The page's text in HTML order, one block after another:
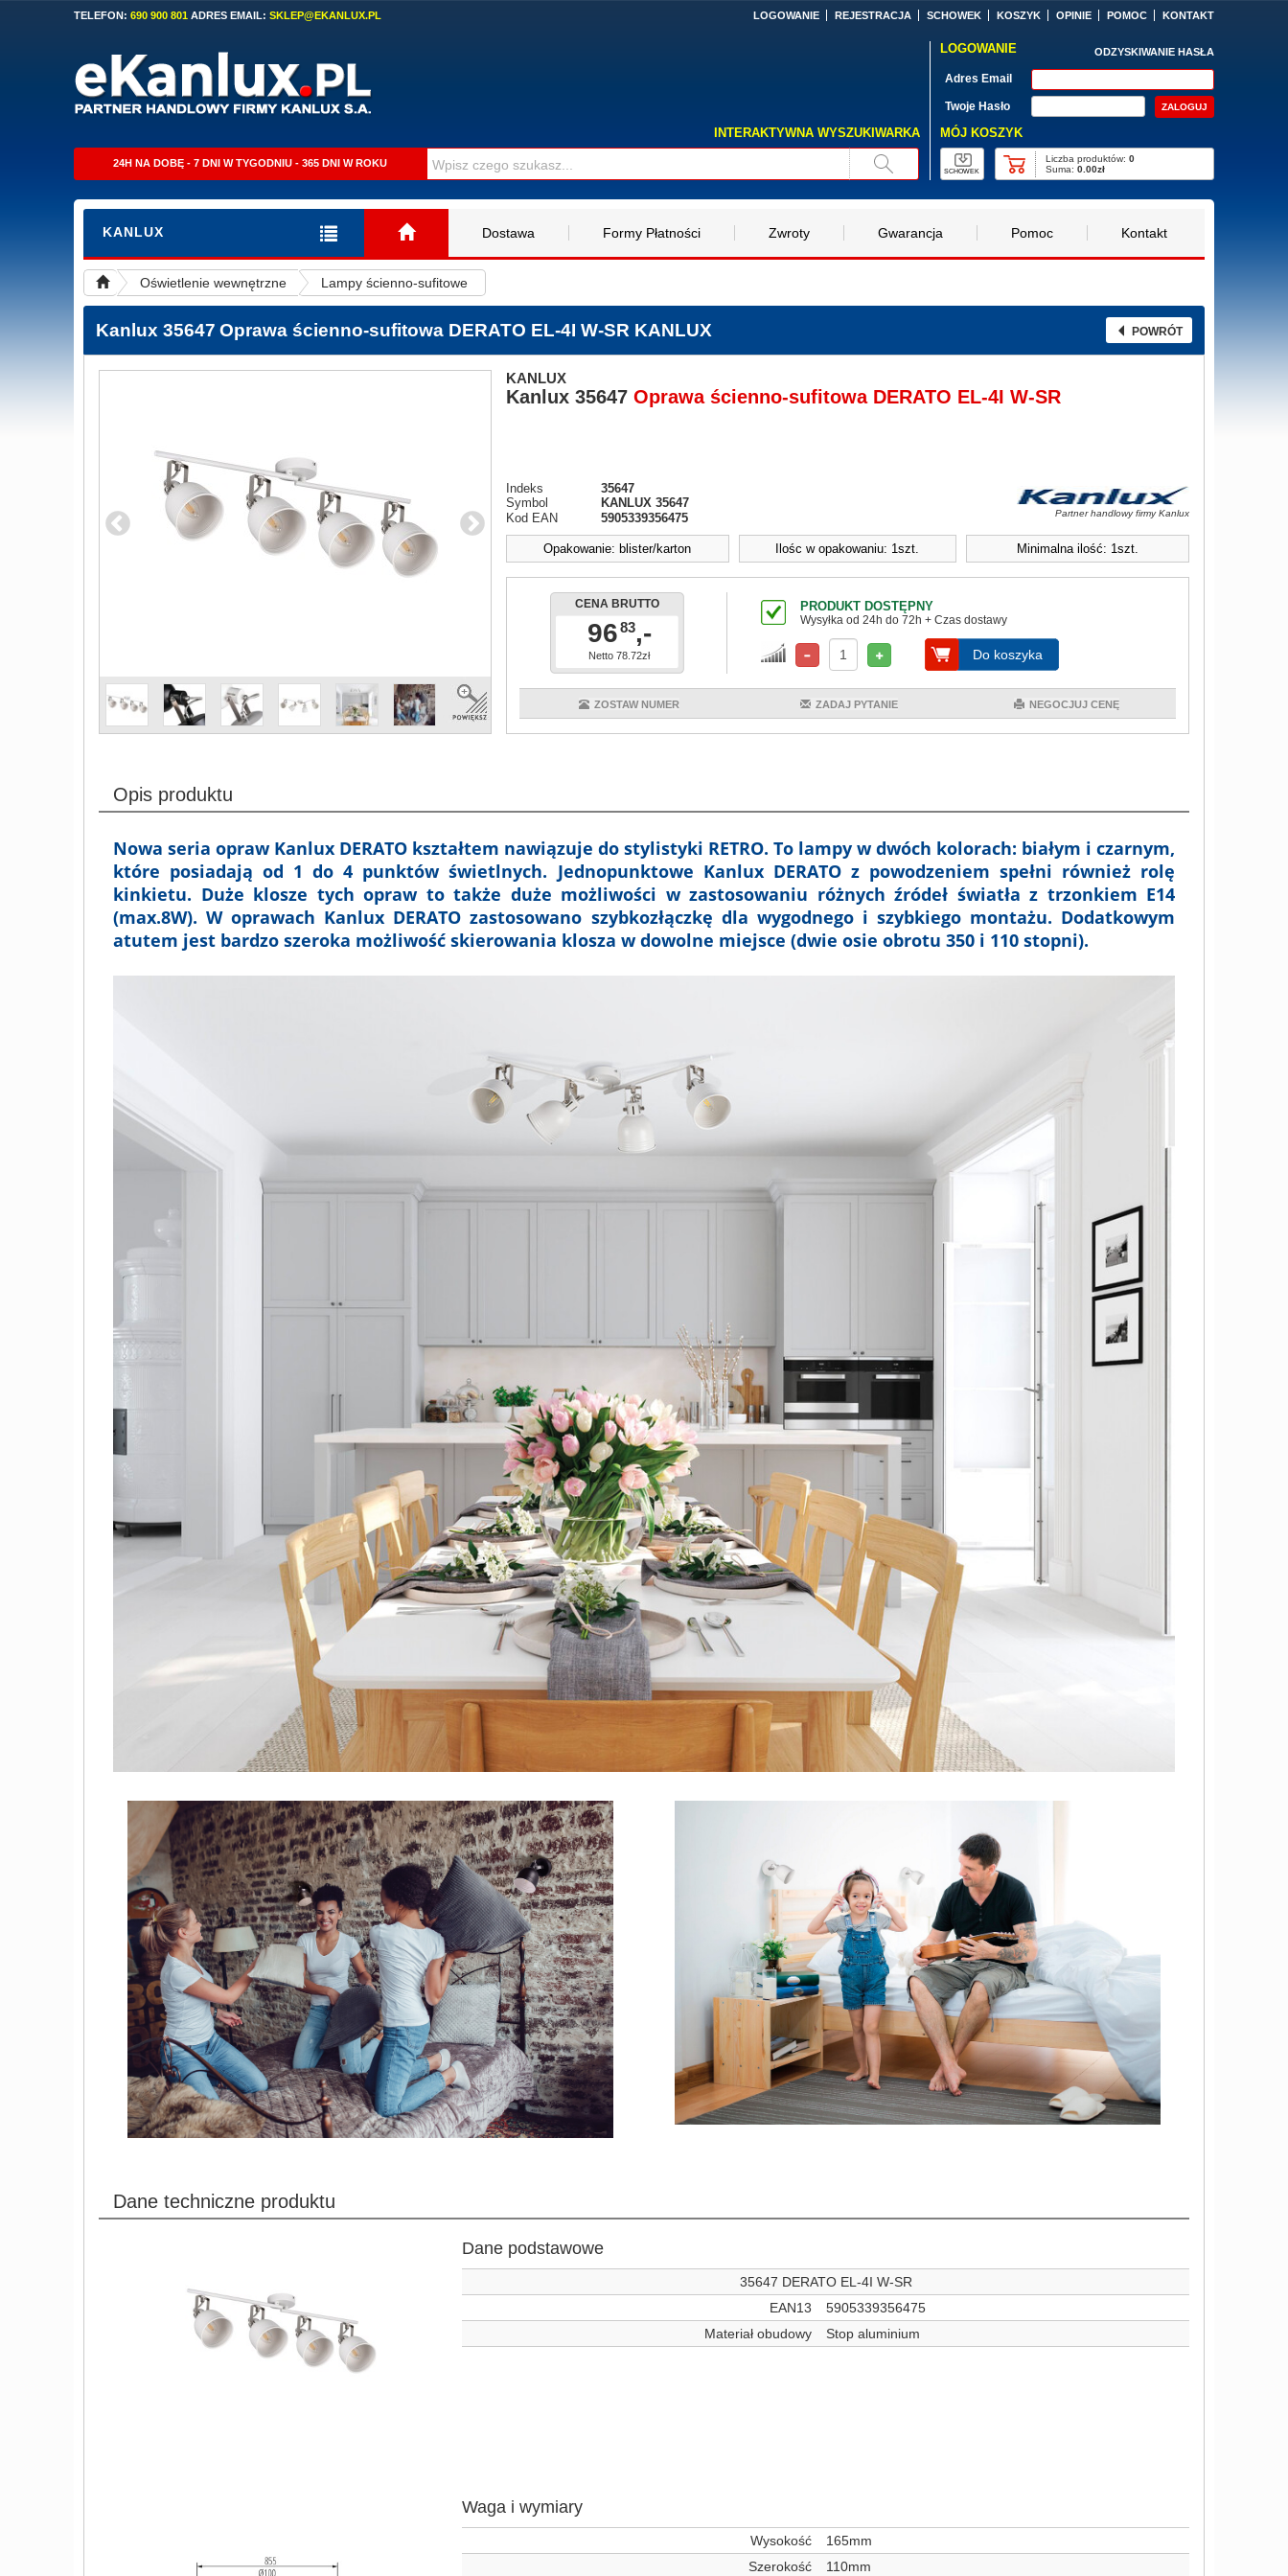
TELEFON: 690 900 801 ADRES EMAIL: SKLEP@EKANLUX.PL LOGOWANIE REJESTRACJA SCHOWEK KOSZYK OPINIE POMOC KONTAKT
INTERAKTYWNA WYSZUKIWARKA
24H NA DOBĘ - 7 DNI W TYGODNIU - 365 DNI W ROKU
LOGOWANIE ODZYSKIWANIE HASŁA
Adres Email
Twoje Hasło
MÓJ KOSZYK
SCHOWEK
Liczba produktów:0
Suma:0.00zł
KANLUX Dostawa Formy Płatności Zwroty Gwarancja Pomoc Kontakt
Oświetlenie wewnętrzne Lampy ścienno-sufitowe
Kanlux 35647 Oprawa ścienno-sufitowa DERATO EL-4I W-SR KANLUX POWRÓT
KANLUX
Kanlux 35647 Oprawa ścienno-sufitowa DERATO EL-4I W-SR
Indeks
35647
Symbol
KANLUX 35647
Kod EAN
5905339356475 Partner handlowy firmy Kanlux
Opakowanie: blister/karton Ilośc w opakowaniu: 1szt. Minimalna ilość: 1szt.
CENA BRUTTO
9683,-
Netto 78.72zł
PRODUKT DOSTĘPNY
Wysyłka od 24h do 72h + Czas dostawy
Do koszyka
ZOSTAW NUMER ZADAJ PYTANIE NEGOCJUJ CENĘ
Opis produktu
Nowa seria opraw Kanlux DERATO kształtem nawiązuje do stylistyki RETRO. To lampy w dwóch kolorach: białym i czarnym,
które posiadają od 1 do 4 punktów świetlnych. Jednopunktowe Kanlux DERATO z powodzeniem spełni również rolę
kinkietu. Duże klosze tych opraw to także duże możliwości w zastosowaniu różnych źródeł światła z trzonkiem E14
(max.8W). W oprawach Kanlux DERATO zastosowano szybkozłączkę dla wygodnego i szybkiego montażu. Dodatkowym
atutem jest bardzo szeroka możliwość skierowania klosza w dowolne miejsce (dwie osie obrotu 350 i 110 stopni).
Dane techniczne produktu
Dane podstawowe
35647 DERATO EL-4I W-SR
EAN13
5905339356475
Materiał obudowy
Stop aluminium
Waga i wymiary
Wysokość
165mm
Szerokość
110mm